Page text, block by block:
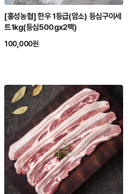
[홍성농협] 한우 1등급(암소) 등심구이세
트1kg(등심500gx2팩)
100,000원